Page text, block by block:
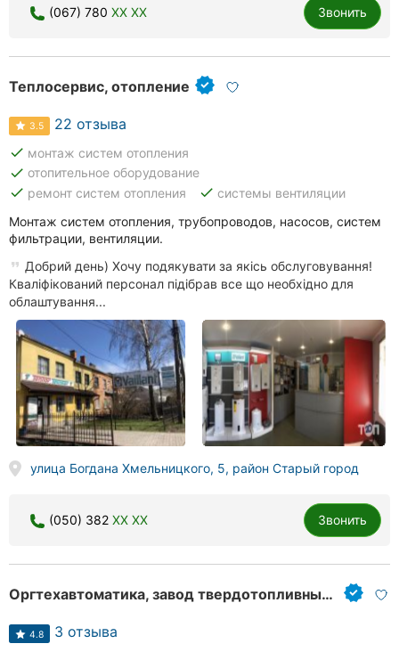
(067) 780 XX XX Звонить
Теплосервис, отопление
3.5 22 отзыва
done монтаж систем отопления
done отопительное оборудование
done ремонт систем отопления done системы вентиляции
Монтаж систем отопления, трубопроводов, насосов, систем
фильтрации, вентиляции.
Добрий день) Хочу подякувати за якісь обслуговування!
Кваліфікований персонал підібрав все що необхідно для
облаштування...
улица Богдана Хмельницкого, 5, район Старый город
(050) 382 XX XX Звонить
Оргтехавтоматика, завод твердотопливных котлов
4.8 3 отзыва